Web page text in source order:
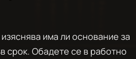
има ли основание за
срок. Обадете се в работно